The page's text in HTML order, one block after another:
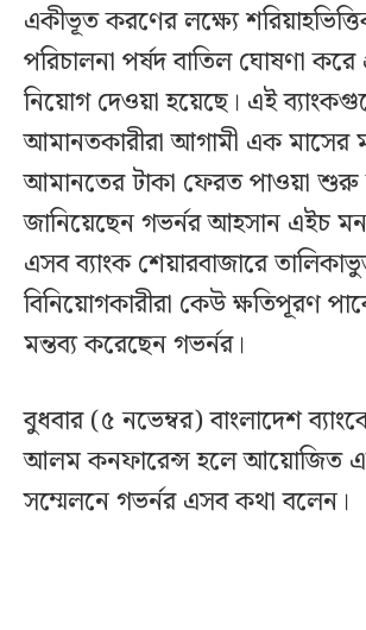
একীভূত করণের লক্ষ্যে
পরিচালনা পর্ষদ বাতিল ঘোষণা
নিয়োগ দেওয়া হয়েছে। এই
আমানতকারীরা আগামী এক মাসের
আমানতের টাকা ফেরত পাওয়া
জানিয়েছেন গভর্নর আহসান এইচ
এসব ব্যাংক শেয়ারবাজারে
বিনিয়োগকারীরা কেউ ক্ষতিপূরণ
মন্তব্য করেছেন গভর্নর।
বুধবার (৫ নভেম্বর) বাংলাদেশ
আলম কনফারেন্স হলে আয়োজিত
সম্মেলনে গভর্নর এসব কথা বলেন।